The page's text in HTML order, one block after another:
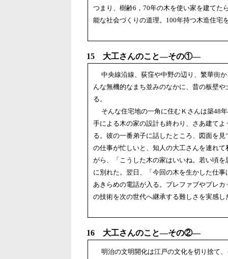
つまり、樹齢6，70年の木を使い家を建てた
能な社会づくりの道理。100年持つ木造住宅
15 大工さんのこと―その①―
中央線沿線、荻窪や中野の辺り、繁華街
んな無機的なまち並みのなかに、昔の板壁
る。
そんな住宅地の一角に住むＫさんは築48
手による木の家の設計も終わり、さあ建て
る。彼の一番弟子に話したところ、図面を
の仕事が忙しいと、知人の大工さんを連れ
がら、「こうした木の家はいいね。若い頃
に別れた。翌日、「今回の木を生かした仕
あきらめの電話が入る。プレファブやプレ
の技術を次の世代へ継承する難しさを実感し
16 大工さんのこと―その②―
明治の文明開化は江戸の文化を切り捨て